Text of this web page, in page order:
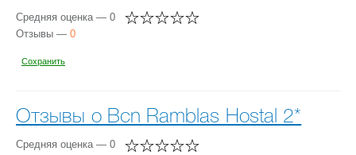
Средняя оценка — 0
Отзывы — 0
Сохранить
Отзывы о Bcn Ramblas Hostal 2*
Средняя оценка — 0